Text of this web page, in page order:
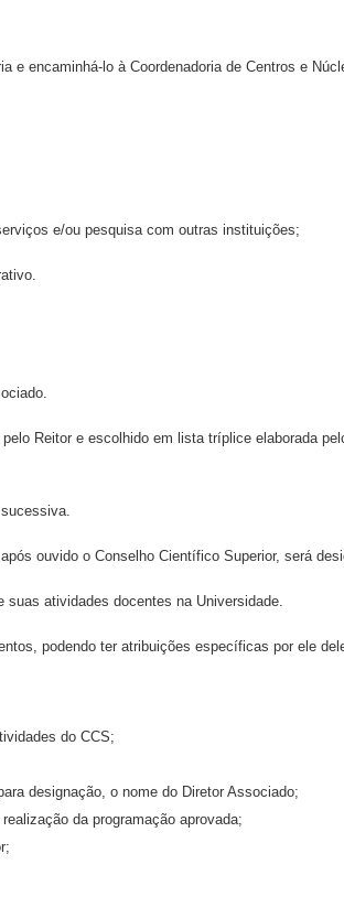
e encaminhá-lo à Coordenadoria de Centros e
e/ou pesquisa com outras instituições;
Reitor e escolhido em lista tríplice elaborada
ouvido o Conselho Científico Superior, será
suas atividades docentes na Universidade.
podendo ter atribuições específicas por ele
do CCS;
designação, o nome do Diretor Associado;
da programação aprovada;